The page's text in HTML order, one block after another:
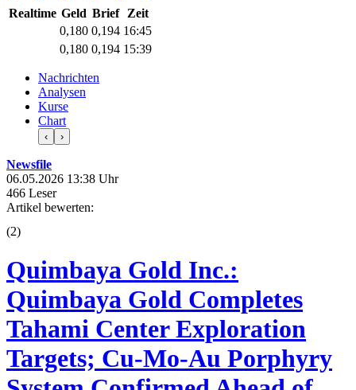
Realtime Geld Brief
Zeit
0,180 0,194 16:45
0,180 0,194 15:39
Nachrichten
Analysen
Kurse
Chart
‹ ›
Newsfile
06.05.2026 13:38 Uhr
466 Leser
Artikel bewerten:
(2)
Quimbaya Gold Inc.:
Quimbaya Gold Completes
Tahami Center Exploration
Targets; Cu-Mo-Au Porphyry